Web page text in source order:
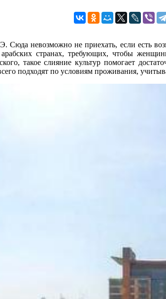
невозможно не приехать, если есть
арабских странах, требующих, чтобы
такое слияние культур помогает
подходят по условиям проживания,